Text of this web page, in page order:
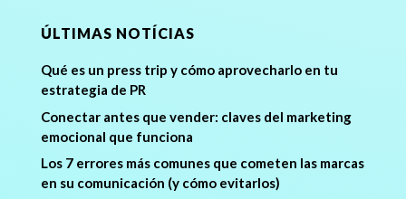
ÚLTIMAS NOTÍCIAS
Qué es un press trip y cómo aprovecharlo en tu
estrategia de PR
Conectar antes que vender: claves del marketing
emocional que funciona
Los 7 errores más comunes que cometen las marcas
en su comunicación (y cómo evitarlos)